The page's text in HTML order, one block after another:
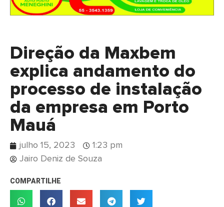
Direção da Maxbem
explica andamento do
processo de instalação
da empresa em Porto
Mauá
julho 15, 2023
1:23 pm
Jairo Deniz de Souza
COMPARTILHE